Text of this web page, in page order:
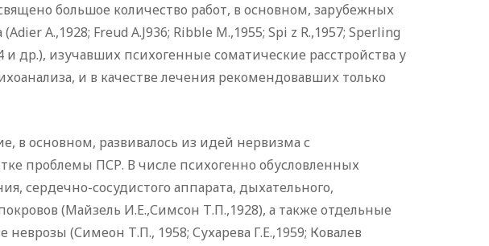
большое количество работ, в основном, зарубежных
А.,1928; Freud A.J936; Ribble M.,1955; Spi z R.,1957; Sperling
и др.), изучавших психогенные соматические расстройства у
и в качестве лечения рекомендовавших только
в основном, развивалось из идей нервизма с
проблемы ПСР. В числе психогенно обусловленных
сердечно-сосудистого аппарата, дыхательного,
(Майзель И.Е.,Симсон Т.П.,1928), а также отдельные
(Симеон Т.П., 1958; Сухарева Г.Е.,1959; Ковалев